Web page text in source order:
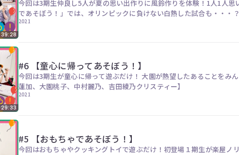
39:28
今回は3期生仲良し5人が夏の思い出作りに風鈴作りを体験！1人1人
2021
29:33
#6 【童心に帰ってあそぼう！】
今回は3期生が童心に帰って遊ぶだけ！ 大園が熱望したあることをみんなでやっちゃ
蓮加、大園桃子、中村麗乃、吉田綾乃クリスティー】
2021
#5 【おもちゃであそぼう！】
今回はおもちゃやクッキングトイで遊ぶだけ！初登場１期生が楽屋ノリで大はしゃぎ！